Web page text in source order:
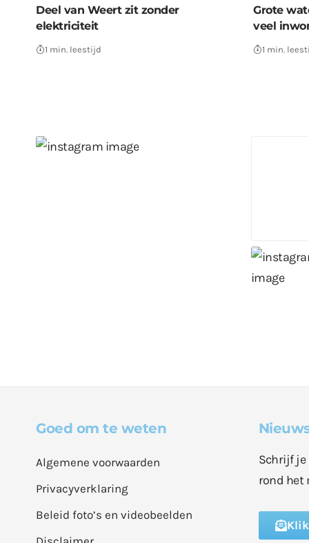
Deel van Weert zit zonder
elektriciteit
1 min. leestijd
Grote
veel
1 min.
Goed om te weten
Algemene voorwaarden
Privacyverklaring
Beleid foto’s en videobeelden
Schrijf je
rond het